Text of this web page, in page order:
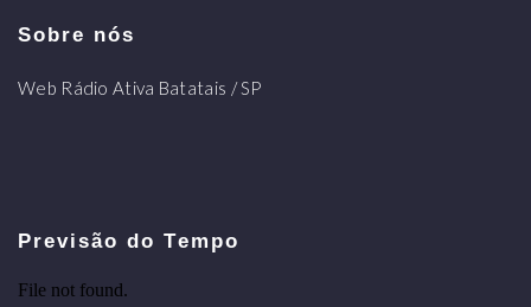
Sobre nós
Web Rádio Ativa Batatais / SP
Previsão do Tempo